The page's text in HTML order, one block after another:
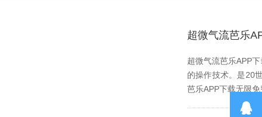
超微气流芭乐
超微气流芭乐APP
的操作技术。是20
芭乐APP下载无限免费